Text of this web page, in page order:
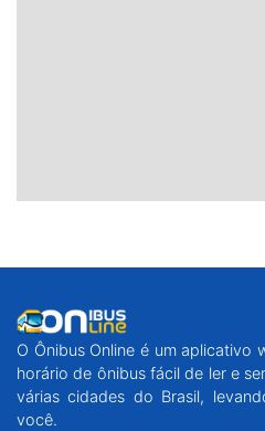
O Ônibus Online é um aplicativo
horário de ônibus fácil de ler e
várias cidades do Brasil,
você.